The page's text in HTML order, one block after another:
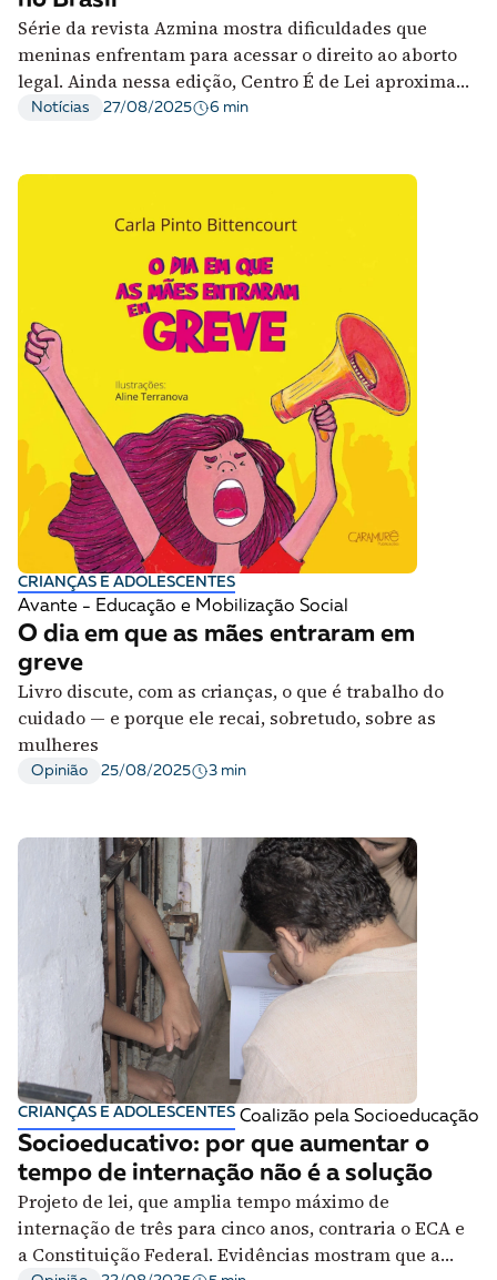
Série da revista Azmina mostra dificuldades que
meninas enfrentam para acessar o direito ao aborto
legal. Ainda nessa edição, Centro É de Lei aproxima
redução de danos e justiça criminal
Notícias 27/08/2025 6 min
CRIANÇAS E ADOLESCENTES
Avante - Educação e Mobilização Social
O dia em que as mães entraram em
greve
Livro discute, com as crianças, o que é trabalho do
cuidado — e porque ele recai, sobretudo, sobre as
mulheres
Opinião 25/08/2025 3 min
CRIANÇAS E ADOLESCENTES Coalizão pela Socioeducação
Socioeducativo: por que aumentar o
tempo de internação não é a solução
Projeto de lei, que amplia tempo máximo de
internação de três para cinco anos, contraria o ECA e
a Constituição Federal. Evidências mostram que a